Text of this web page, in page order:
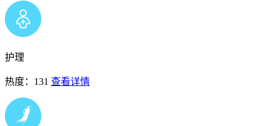
护理
热度：131 查看详情